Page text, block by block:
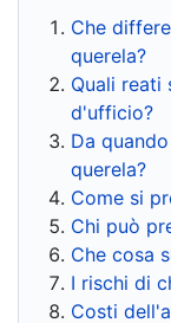
Che
querela?
Quali reati
d'ufficio?
Da
querela?
Come si
Chi può
Che cosa
I rischi di
Costi